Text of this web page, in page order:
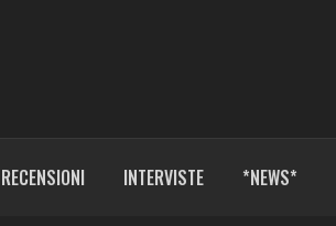
RECENSIONI INTERVISTE *NEWS*